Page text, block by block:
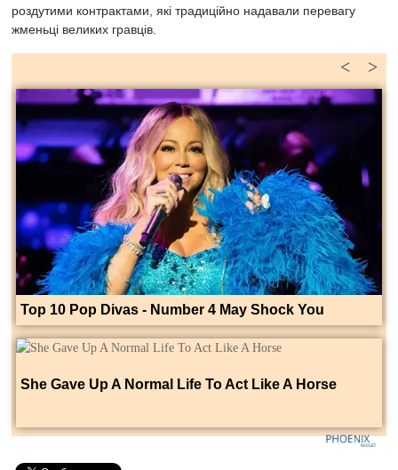
роздутими контрактами, які традиційно надавали перевагу
жменьці великих гравців.
>
<
Top 10 Pop Divas - Number 4 May Shock You
She Gave Up A Normal Life To Act Like A Horse